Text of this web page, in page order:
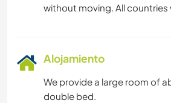
Alojamiento
We provide a large room of
double bed.